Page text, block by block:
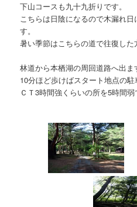
下山コースも九十九折りです。
こちらは日陰になるので木漏れ
す。
暑い季節はこちらの道で往復した
林道から本栖湖の周回道路へ出ま
10分ほど歩けばスタート地点の駐
ＣＴ3時間強くらいの所を5時間弱